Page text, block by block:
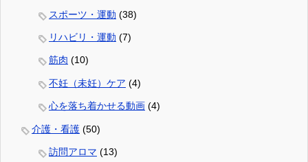
スポーツ・運動 (38)
リハビリ・運動 (7)
筋肉 (10)
不妊（未妊）ケア (4)
心を落ち着かせる動画 (4)
介護・看護 (50)
訪問アロマ (13)